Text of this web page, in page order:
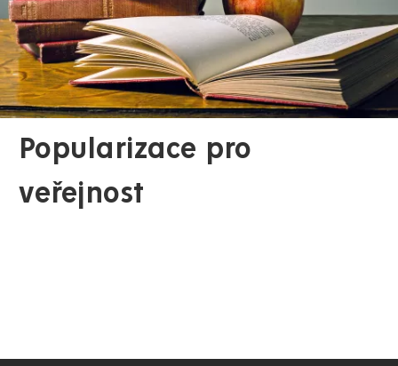
Popularizace pro
veřejnost